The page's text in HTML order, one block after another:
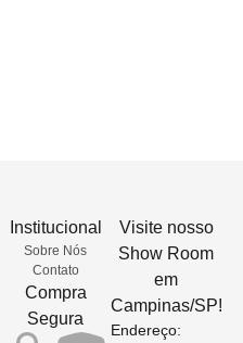
Institucional
Sobre Nós
Contato
Compra
Segura
Visite nosso
Show Room
em
Campinas/SP!
Endereço: